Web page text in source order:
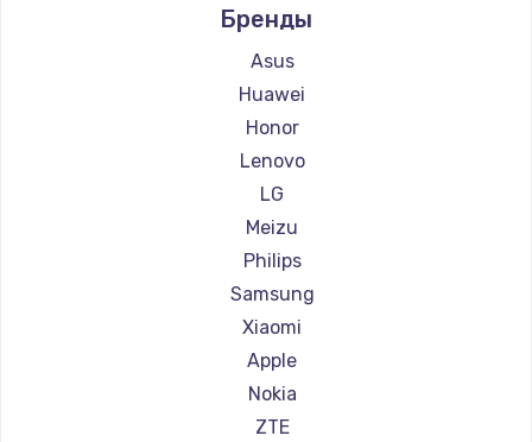
Ремонт смартфонов Digma
Ремонт смартфонов Highscreen
Ремонт смартфонов Irbis
Ремонт смартфонов Kyocera
Ремонт смартфонов LeEco
Ремонт смартфонов OnePlus
Ремонт смартфонов teXet
Ремонт смартфонов Motorola
Ремонт смартфонов Prestigio
Ремонт смартфонов Vertex
Ремонт смартфонов Microsoft
Ремонт смартфонов Sharp
Ремонт смартфонов Elephone
Бренды
Asus
Huawei
Honor
Lenovo
LG
Meizu
Philips
Samsung
Xiaomi
Apple
Nokia
ZTE